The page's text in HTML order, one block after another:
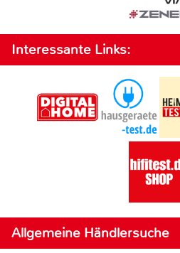
Interessante Links:
Allgemeine Händlersuche